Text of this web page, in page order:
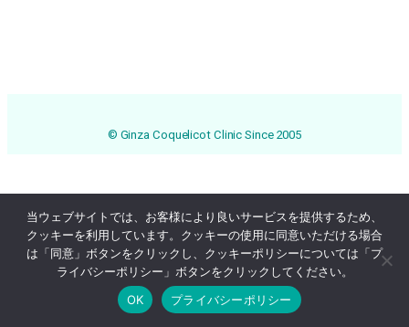
Online Reservation 03-3569-1233
© Ginza Coquelicot Clinic Since 2005
当ウェブサイトでは、お客様により良いサービスを提供するため、
クッキーを利用しています。クッキーの使用に同意いただける場合
は「同意」ボタンをクリックし、クッキーポリシーについては「プ
ライバシーポリシー」ボタンをクリックしてください。
OK
プライバシーポリシー